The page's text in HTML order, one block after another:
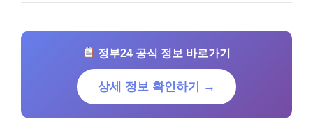
정부24 공식 정보 바로가기
상세 정보 확인하기 →